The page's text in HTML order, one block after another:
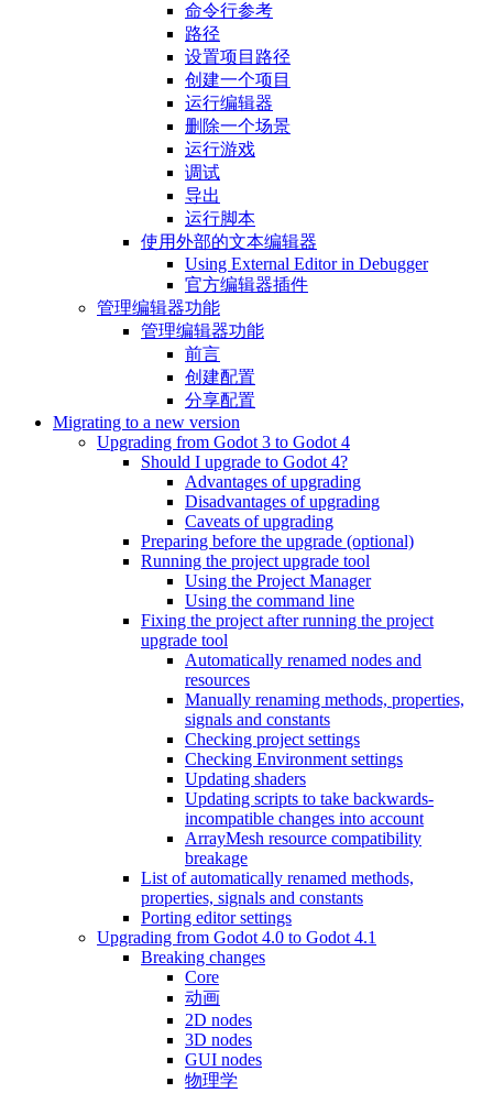
命令行参考
路径
设置项目路径
创建一个项目
运行编辑器
删除一个场景
运行游戏
调试
导出
运行脚本
使用外部的文本编辑器
Using External Editor in Debugger
官方编辑器插件
管理编辑器功能
管理编辑器功能
前言
创建配置
分享配置
Migrating to a new version
Upgrading from Godot 3 to Godot 4
Should I upgrade to Godot 4?
Advantages of upgrading
Disadvantages of upgrading
Caveats of upgrading
Preparing before the upgrade (optional)
Running the project upgrade tool
Using the Project Manager
Using the command line
Fixing the project after running the project
upgrade tool
Automatically renamed nodes and
resources
Manually renaming methods, properties,
signals and constants
Checking project settings
Checking Environment settings
Updating shaders
Updating scripts to take backwards-
incompatible changes into account
ArrayMesh resource compatibility
breakage
List of automatically renamed methods,
properties, signals and constants
Porting editor settings
Upgrading from Godot 4.0 to Godot 4.1
Breaking changes
Core
动画
2D nodes
3D nodes
GUI nodes
物理学